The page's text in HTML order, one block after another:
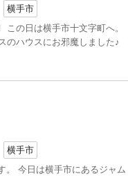
横手市
この日は横手市十文字町へ。
のハウスにお邪魔しました♪
横手市
今日は横手市にあるジャム